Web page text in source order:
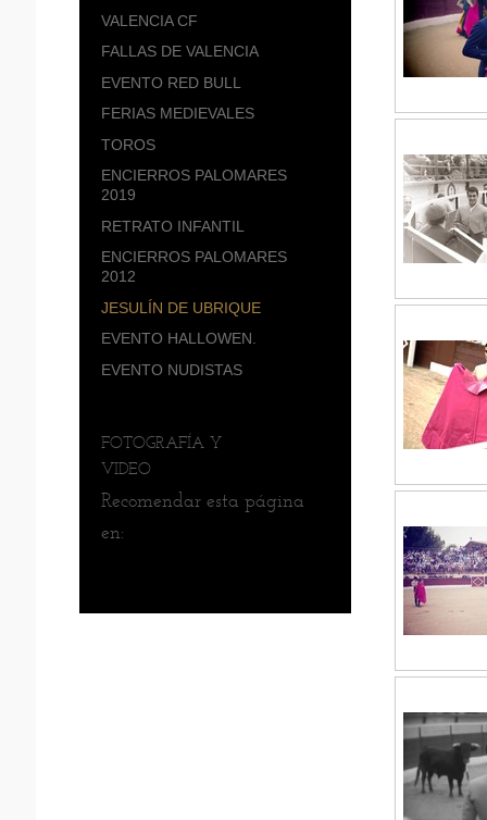
VALENCIA CF
FALLAS DE VALENCIA
EVENTO RED BULL
FERIAS MEDIEVALES
TOROS
ENCIERROS PALOMARES
2019
RETRATO INFANTIL
ENCIERROS PALOMARES
2012
JESULÍN DE UBRIQUE
EVENTO HALLOWEN.
EVENTO NUDISTAS
FOTOGRAFÍA Y
VIDEO
Recomendar esta página
en: